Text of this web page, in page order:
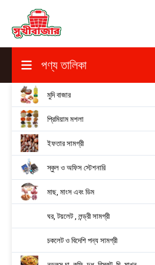
content
পণ্য তালিকা
মুদি বাজার
প্রিমিয়াম মশলা
ইফতার সামগ্রী
স্কুল ও অফিস স্টেশনারি
মাছ, মাংস এবং ডিম
ঘর, টয়লেট , লন্ড্রী সামগ্রী
চকলেট ও বিদেশি পন্য সামগ্রী